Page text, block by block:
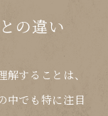
の違い
することは、
中でも特に注目